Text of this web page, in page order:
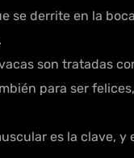
se derrite en la
son tratadas
para ser
es la clave, y